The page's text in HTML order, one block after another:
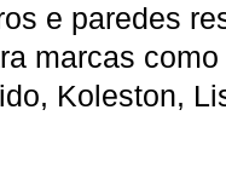
e paredes
marcas
Koleston,